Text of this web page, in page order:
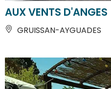
AUX VENTS D'ANGES
GRUISSAN-AYGUADES